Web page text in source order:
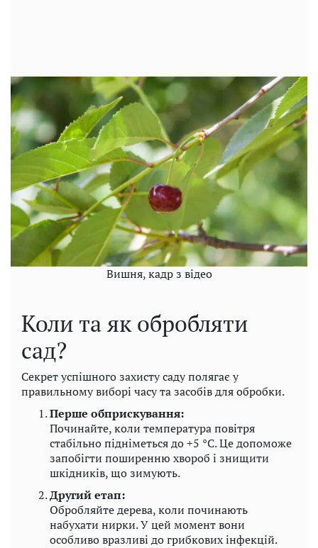
Вишня, кадр з відео
Коли та як обробляти
сад?
Секрет успішного захисту саду полягає у
правильному виборі часу та засобів для обробки.
Перше обприскування:
Починайте, коли температура повітря
стабільно підніметься до +5 °C. Це допоможе
запобігти поширенню хвороб і знищити
шкідників, що зимують.
Другий етап:
Обробляйте дерева, коли починають
набухати нирки. У цей момент вони
особливо вразливі до грибкових інфекцій.